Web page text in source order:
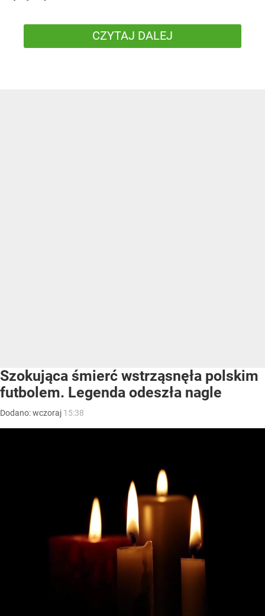
CZYTAJ DALEJ
Szokująca śmierć wstrząsnęła polskim
futbolem. Legenda odeszła nagle
Dodano:wczoraj 15:38